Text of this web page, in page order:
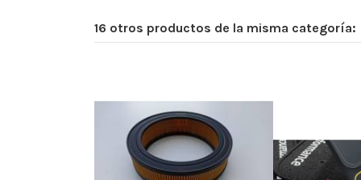
16 otros productos de la misma categoría: